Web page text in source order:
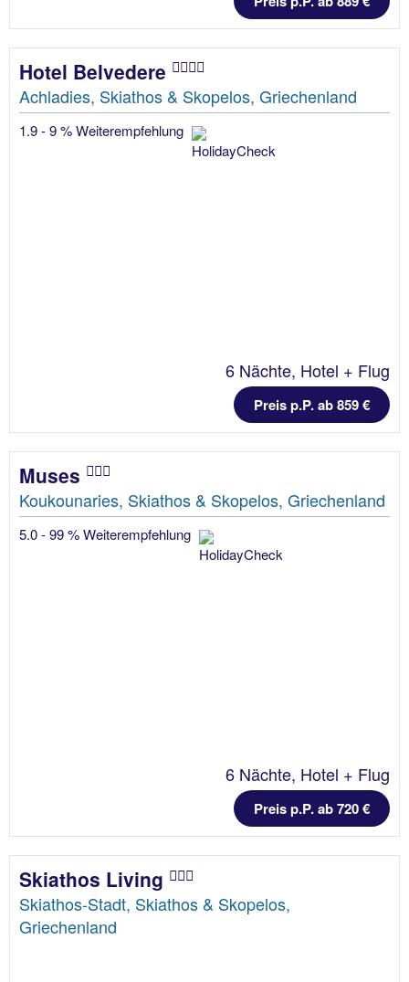
Hotel Belvedere
Achladies, Skiathos & Skopelos, Griechenland
1.9 - 9 % Weiterempfehlung
6 Nächte, Hotel + Flug
Preis p.P. ab 859 €
Muses
Koukounaries, Skiathos & Skopelos, Griechenland
5.0 - 99 % Weiterempfehlung
6 Nächte, Hotel + Flug
Preis p.P. ab 720 €
Skiathos Living
Skiathos-Stadt, Skiathos & Skopelos,
Griechenland